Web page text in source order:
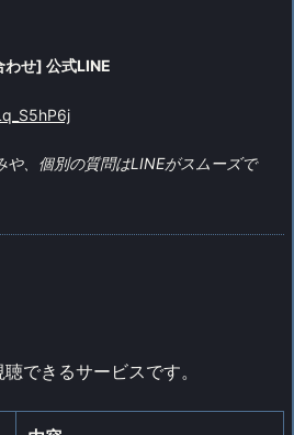
せ] 公式LINE
や、個別の質問はLINEがスムーズで
できるサービスです。